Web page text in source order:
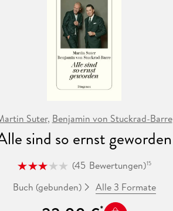
Suter, Benjamin von Stuckrad-Barre
sind so ernst geworden
(45 Bewertungen)15
Buch (gebunden) Alle 3 Formate